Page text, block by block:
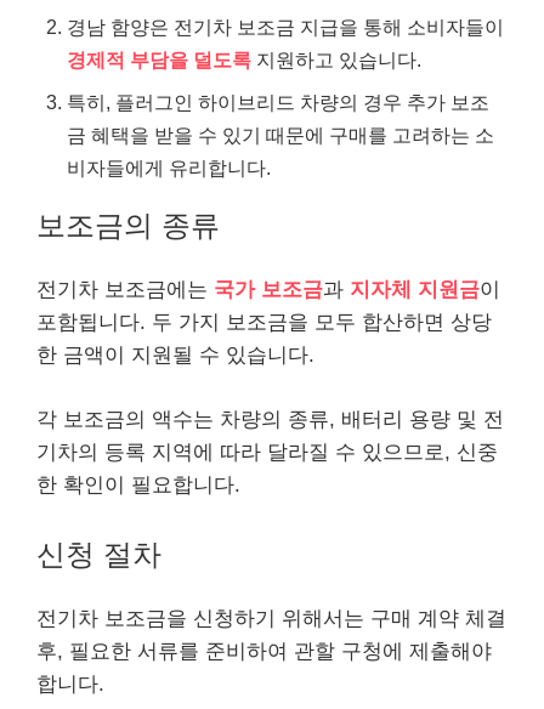
경남 함양은 전기차 보조금 지급을 통해 소비자들이
경제적 부담을 덜도록 지원하고 있습니다.
특히, 플러그인 하이브리드 차량의 경우 추가 보조
금 혜택을 받을 수 있기 때문에 구매를 고려하는 소
비자들에게 유리합니다.
보조금의 종류
전기차 보조금에는 국가 보조금과 지자체 지원금이
포함됩니다. 두 가지 보조금을 모두 합산하면 상당
한 금액이 지원될 수 있습니다.
각 보조금의 액수는 차량의 종류, 배터리 용량 및 전
기차의 등록 지역에 따라 달라질 수 있으므로, 신중
한 확인이 필요합니다.
신청 절차
전기차 보조금을 신청하기 위해서는 구매 계약 체결
후, 필요한 서류를 준비하여 관할 구청에 제출해야
합니다.